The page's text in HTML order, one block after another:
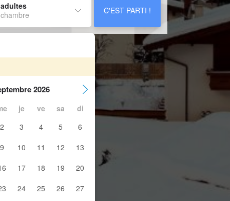
C'EST PARTI !
2026
je ve sa
di
2
3 4 5
6
9
10 11 12
13
17 18 19
20
24 25 26 27